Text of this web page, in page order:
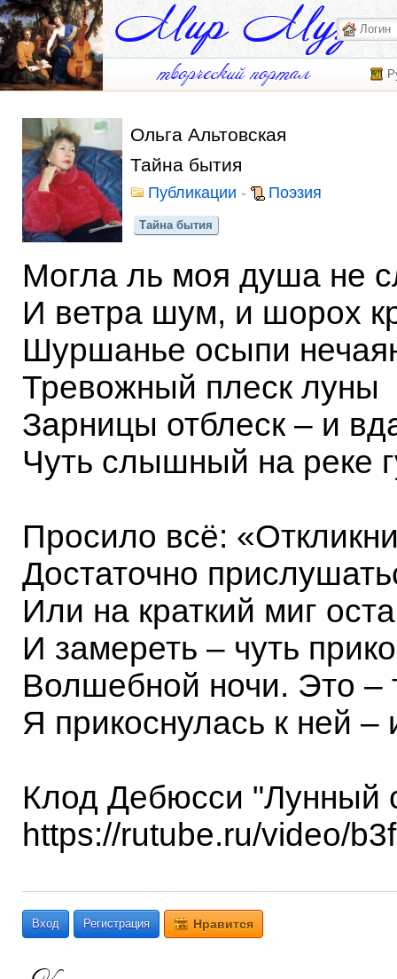
Ольга Альтовская
Тайна бытия
Публикации - Поэзия
Тайна бытия
Могла ль моя душа не
И ветра шум, и шорох
Шуршанье осыпи
Тревожный плеск луны
Зарницы отблеск – и
Чуть слышный на реке
Просило всё:
Достаточно
Или на краткий миг
И замереть – чуть
Волшебной ночи. Это
Я прикоснулась к ней –
Клод Дебюсси "Лунный
https://rutube.ru/video/
Вход Регистрация Нравится